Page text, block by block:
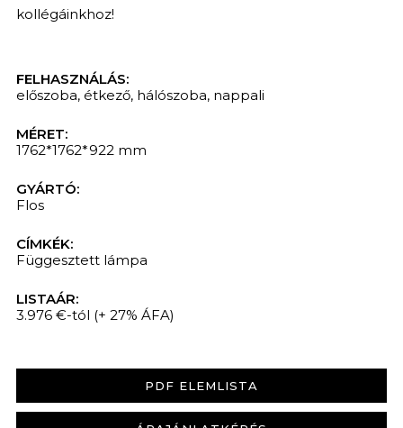
kollégáinkhoz!
FELHASZNÁLÁS:
előszoba, étkező, hálószoba, nappali
MÉRET:
1762*1762*922 mm
GYÁRTÓ:
Flos
CÍMKÉK:
Függesztett lámpa
LISTAÁR:
3.976 €-tól (+ 27% ÁFA)
PDF ELEMLISTA
KERESÉS